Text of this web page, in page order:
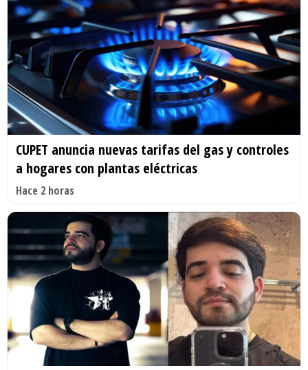
CUPET anuncia nuevas tarifas del gas y controles
a hogares con plantas eléctricas
Hace 2 horas